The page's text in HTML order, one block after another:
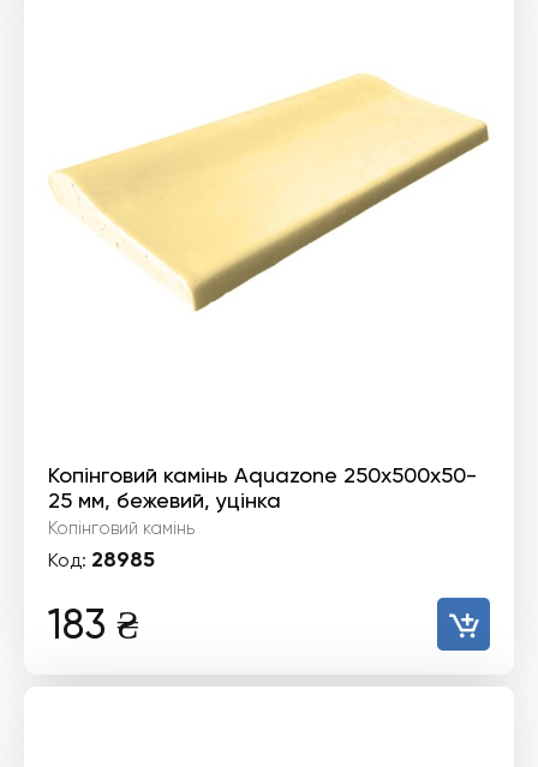
Копінговий камінь Aquazone 250x500x50-
25 мм, бежевий, уцінка
Копінговий камінь
Код: 28985
183 ₴